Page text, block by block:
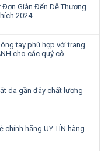
Giản Đến Dễ Thương
2024
tay phù hợp với trang
cho các quý cô
da gần đây chất lượng
chính hãng UY TÍN hàng